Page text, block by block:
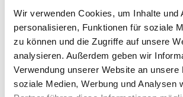
Wir verwenden Cookies, um Inhalte und
personalisieren, Funktionen für soziale
zu können und die Zugriffe auf unsere
analysieren. Außerdem geben wir
Verwendung unserer Website an unsere
soziale Medien, Werbung und Analysen
Anstehende
Datum
wählen.
VorherigeVeranstaltungen Heute
Kalender abonnieren